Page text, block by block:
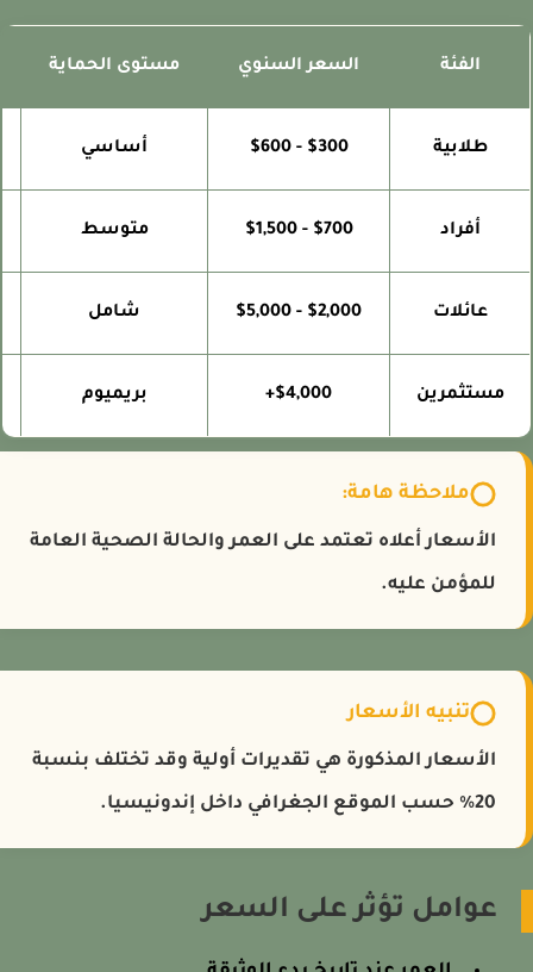
الفئة السعر السنوي مستوى الحماية
طلابية $300 - $600 أساسي
أفراد $700 - $1,500 متوسط
عائلات $2,000 - $5,000 شامل
مستثمرين $4,000+ بريميوم
ملاحظة هامة:
الأسعار أعلاه تعتمد على العمر والحالة الصحية العامة
للمؤمن عليه.
تنبيه الأسعار
الأسعار المذكورة هي تقديرات أولية وقد تختلف بنسبة
عوامل تؤثر على السعر